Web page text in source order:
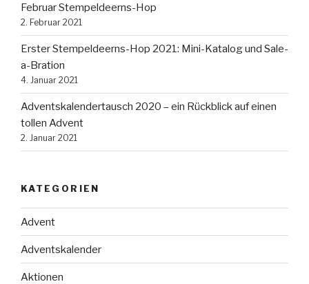
Februar Stempeldeerns-Hop
2. Februar 2021
Erster Stempeldeerns-Hop 2021: Mini-Katalog und Sale-
a-Bration
4. Januar 2021
Adventskalendertausch 2020 – ein Rückblick auf einen
tollen Advent
2. Januar 2021
KATEGORIEN
Advent
Adventskalender
Aktionen